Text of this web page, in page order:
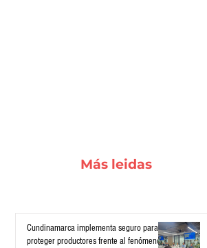
Más leidas
Cundinamarca implementa seguro para
proteger productores frente al fenómeno